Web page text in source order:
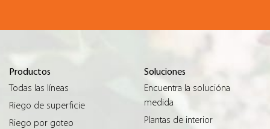
Productos
Todas las líneas
Riego de superficie
Riego por goteo
Soluciones
Encuentra la solucióna
medida
Plantas de interior